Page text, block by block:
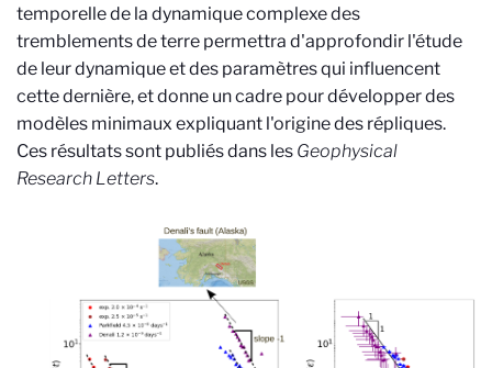
temporelle de la dynamique complexe des
tremblements de terre permettra d'approfondir l'étude
de leur dynamique et des paramètres qui influencent
cette dernière, et donne un cadre pour développer des
modèles minimaux expliquant l'origine des répliques.
Ces résultats sont publiés dans les Geophysical
Research Letters.